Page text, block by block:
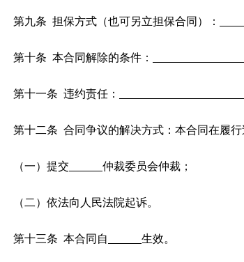
第九条 担保方式（也可另立担保合同）：
第十条 本合同解除的条件：
第十一条 违约责任：
第十二条 合同争议的解决方式：本合同在履
（一）提交 仲裁委员会仲裁；
（二）依法向人民法院起诉。
第十三条 本合同自 生效。